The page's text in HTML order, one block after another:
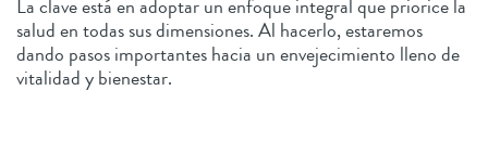
La clave está en adoptar un enfoque integral que priorice la
salud en todas sus dimensiones. Al hacerlo, estaremos
dando pasos importantes hacia un envejecimiento lleno de
vitalidad y bienestar.